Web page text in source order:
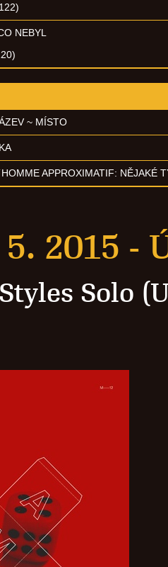
NEBYL
~ MÍSTO
APPROXIMATIF: NĚJAKÉ
2015 -
Solo